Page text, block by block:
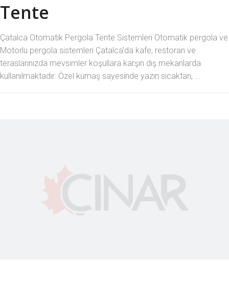
Tente
Çatalca Otomatik Pergola Tente Sistemleri Otomatik pergola ve
Motorlu pergola sistemleri Çatalca'da kafe, restoran ve
teraslarınızda mevsimler koşullara karşın dış mekanlarda
kullanılmaktadır. Özel kumaş sayesinde yazın sıcaktan, ...